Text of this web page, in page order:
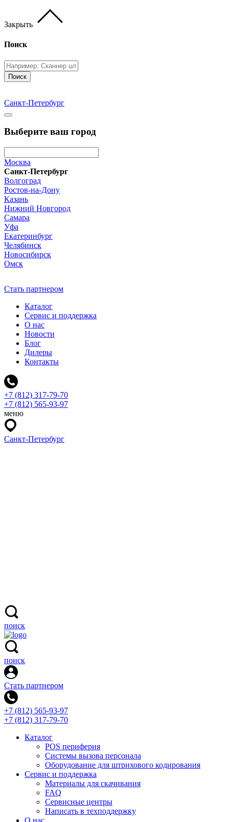
Закрыть
Поиск
Поиск
Санкт-Петербург
Выберите ваш город
Москва
Санкт-Петербург
Волгоград
Ростов-на-Дону
Казань
Нижний Новгород
Самара
Уфа
Екатеринбург
Челябинск
Новосибирск
Омск
Стать партнером
Каталог
Сервис и поддержка
О нас
Новости
Блог
Дилеры
Контакты
+7 (812) 317-79-70
+7 (812) 565-93-97
меню
Санкт-Петербург
поиск
поиск
Стать партнером
+7 (812) 565-93-97
+7 (812) 317-79-70
Каталог
POS периферия
Системы вызова персонала
Оборудование для штрихового кодирования
Сервис и поддержка
Материалы для скачивания
FAQ
Сервисные центры
Написать в техподдержку